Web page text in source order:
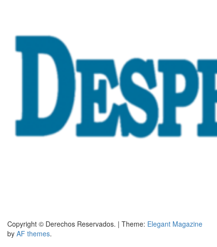
Copyright © Derechos Reservados. | Theme: Elegant Magazine
by AF themes.